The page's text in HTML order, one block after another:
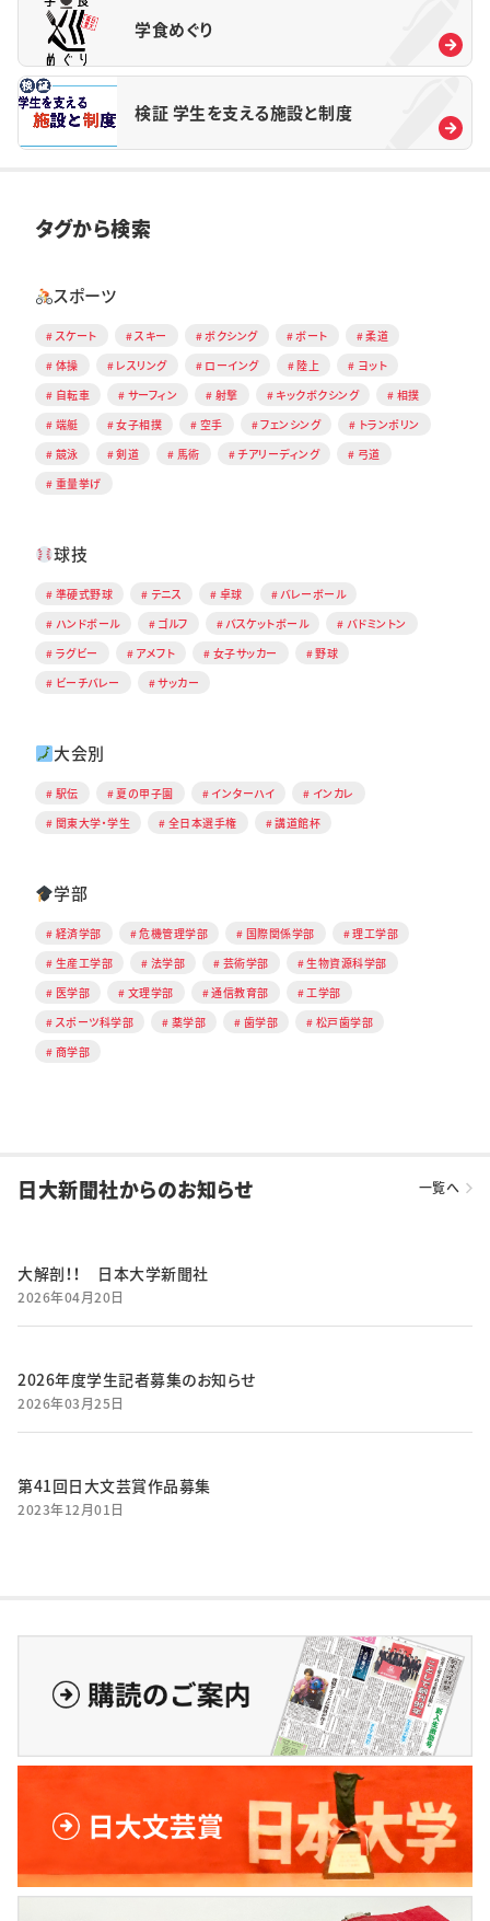
学食めぐり
検証 学生を支える施設と制度
タグから検索
スポーツ
スケート スキー ボクシング ボート
柔道
体操
レスリング ローイング 陸上
ヨット
自転車
サーフィン 射撃 キックボクシング
相撲
端艇
女子相撲 空手 フェンシング
トランポリン
競泳
剣道 馬術 チアリーディング
弓道
重量挙げ
球技
準硬式野球 テニス 卓球
バレーボール
ハンドボール
ゴルフ バスケットボール
バドミントン
ラグビー
アメフト 女子サッカー
野球
ビーチバレー
サッカー
大会別
駅伝 夏の甲子園 インターハイ
インカレ
関東大学・学生
全日本選手権 講道館杯
学部
経済学部 危機管理学部 国際関係学部
理工学部
生産工学部
法学部 芸術学部
生物資源科学部
医学部
文理学部 通信教育部
工学部
スポーツ科学部
薬学部 歯学部
松戸歯学部
商学部
日大新聞社からのお知らせ 一覧へ
大解剖！！ 日本大学新聞社
2026年04月20日
2026年度学生記者募集のお知らせ
2026年03月25日
第41回日大文芸賞作品募集
2023年12月01日